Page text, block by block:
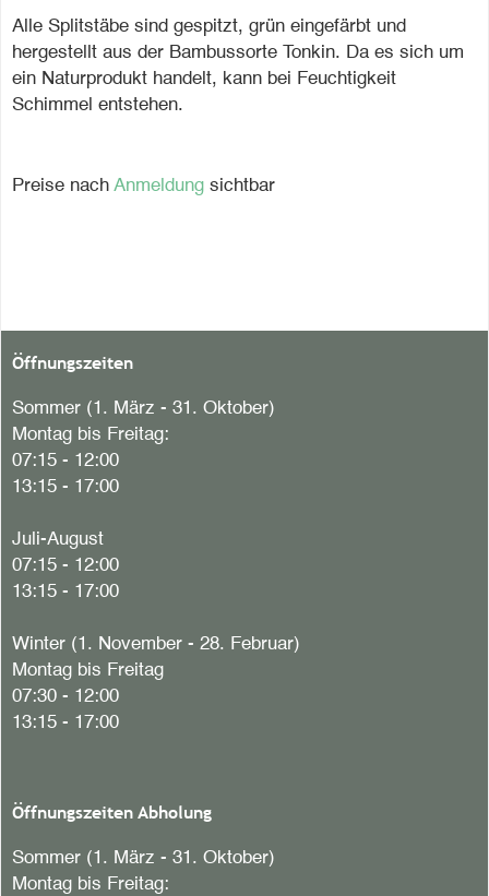
Alle Splitstäbe sind gespitzt, grün eingefärbt und
hergestellt aus der Bambussorte Tonkin. Da es sich um
ein Naturprodukt handelt, kann bei Feuchtigkeit
Schimmel entstehen.
Preise nach Anmeldung sichtbar
Öffnungszeiten
Sommer (1. März - 31. Oktober)
Montag bis Freitag:
07:15 - 12:00
13:15 - 17:00
Juli-August
07:15 - 12:00
13:15 - 17:00
Winter (1. November - 28. Februar)
Montag bis Freitag
07:30 - 12:00
13:15 - 17:00
Öffnungszeiten Abholung
Sommer (1. März - 31. Oktober)
Montag bis Freitag: